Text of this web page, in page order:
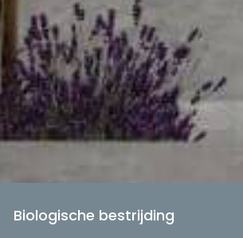
Biologische bestrijding